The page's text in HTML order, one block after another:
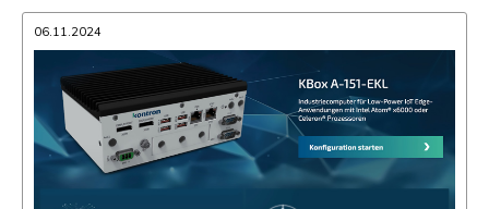
06.11.2024